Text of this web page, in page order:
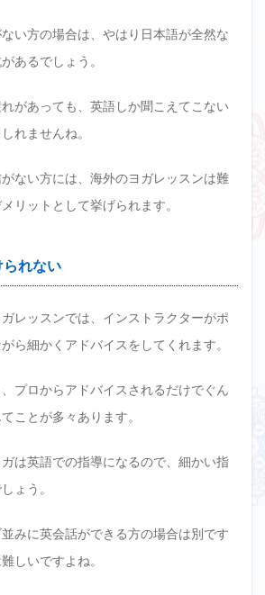
い方の場合は、やはり日本語が全然な
あるでしょう。
があっても、英語しか聞こえてこない
れませんね。
ない方には、海外のヨガレッスンは難
リットとして挙げられます。
れない
レッスンでは、インストラクターがポ
ら細かくアドバイスをしてくれます。
プロからアドバイスされるだけでぐん
ことが多々あります。
は英語での指導になるので、細かい指
ょう。
みに英会話ができる方の場合は別です
しいですよね。